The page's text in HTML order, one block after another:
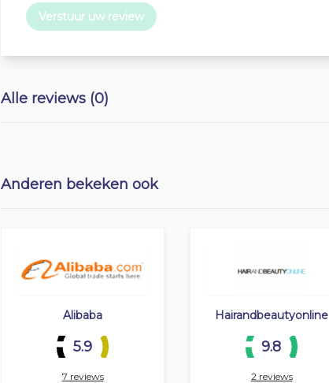
Verstuur uw review
Alle reviews (0)
Anderen bekeken ook
Alibaba
5.9
7 reviews
Hairandbeautyonline
9.8
2 reviews